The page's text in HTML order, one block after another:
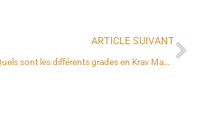
ARTICLE SUIVANT
Quels sont les différents grades en Krav Maga ?